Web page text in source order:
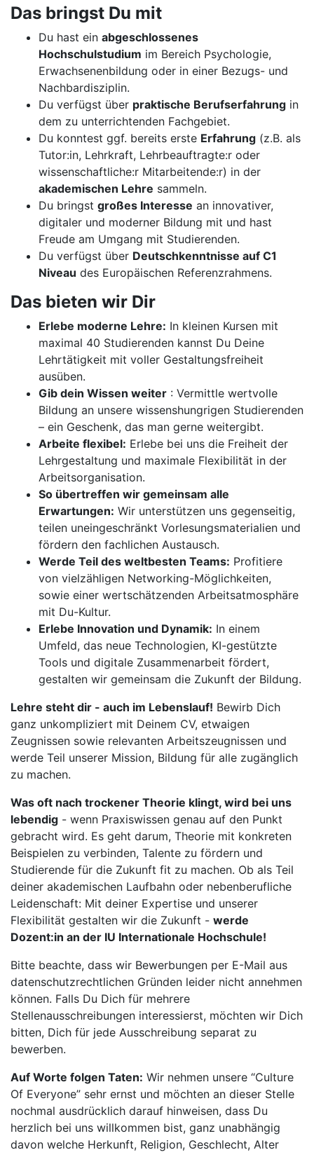
Das bringst Du mit
Du hast ein abgeschlossenes
Hochschulstudium im Bereich Psychologie,
Erwachsenenbildung oder in einer Bezugs- und
Nachbardisziplin.
Du verfügst über praktische Berufserfahrung in
dem zu unterrichtenden Fachgebiet.
Du konntest ggf. bereits erste Erfahrung (z.B. als
Tutor:in, Lehrkraft, Lehrbeauftragte:r oder
wissenschaftliche:r Mitarbeitende:r) in der
akademischen Lehre sammeln.
Du bringst großes Interesse an innovativer,
digitaler und moderner Bildung mit und hast
Freude am Umgang mit Studierenden.
Du verfügst über Deutschkenntnisse auf C1
Niveau des Europäischen Referenzrahmens.
Das bieten wir Dir
Erlebe moderne Lehre: In kleinen Kursen mit
maximal 40 Studierenden kannst Du Deine
Lehrtätigkeit mit voller Gestaltungsfreiheit
ausüben.
Gib dein Wissen weiter : Vermittle wertvolle
Bildung an unsere wissenshungrigen Studierenden
– ein Geschenk, das man gerne weitergibt.
Arbeite flexibel: Erlebe bei uns die Freiheit der
Lehrgestaltung und maximale Flexibilität in der
Arbeitsorganisation.
So übertreffen wir gemeinsam alle
Erwartungen: Wir unterstützen uns gegenseitig,
teilen uneingeschränkt Vorlesungsmaterialien und
fördern den fachlichen Austausch.
Werde Teil des weltbesten Teams: Profitiere
von vielzähligen Networking-Möglichkeiten,
sowie einer wertschätzenden Arbeitsatmosphäre
mit Du-Kultur.
Erlebe Innovation und Dynamik: In einem
Umfeld, das neue Technologien, KI-gestützte
Tools und digitale Zusammenarbeit fördert,
gestalten wir gemeinsam die Zukunft der Bildung.
Lehre steht dir - auch im Lebenslauf! Bewirb Dich
ganz unkompliziert mit Deinem CV, etwaigen
Zeugnissen sowie relevanten Arbeitszeugnissen und
werde Teil unserer Mission, Bildung für alle zugänglich
zu machen.
Was oft nach trockener Theorie klingt, wird bei uns
lebendig - wenn Praxiswissen genau auf den Punkt
gebracht wird. Es geht darum, Theorie mit konkreten
Beispielen zu verbinden, Talente zu fördern und
Studierende für die Zukunft fit zu machen. Ob als Teil
deiner akademischen Laufbahn oder nebenberufliche
Leidenschaft: Mit deiner Expertise und unserer
Flexibilität gestalten wir die Zukunft - werde
Dozent:in an der IU Internationale Hochschule!
Bitte beachte, dass wir Bewerbungen per E-Mail aus
datenschutzrechtlichen Gründen leider nicht annehmen
können. Falls Du Dich für mehrere
Stellenausschreibungen interessierst, möchten wir Dich
bitten, Dich für jede Ausschreibung separat zu
bewerben.
Auf Worte folgen Taten: Wir nehmen unsere “Culture
Of Everyone” sehr ernst und möchten an dieser Stelle
nochmal ausdrücklich darauf hinweisen, dass Du
herzlich bei uns willkommen bist, ganz unabhängig
davon welche Herkunft, Religion, Geschlecht, Alter